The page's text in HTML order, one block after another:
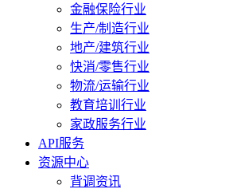
金融保险行业
生产/制造行业
地产/建筑行业
快消/零售行业
物流/运输行业
教育培训行业
家政服务行业
API服务
资源中心
背调资讯